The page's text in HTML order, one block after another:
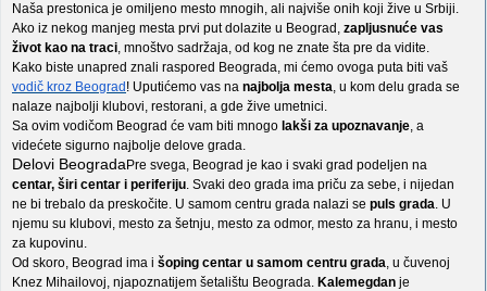
Naša prestonica je omiljeno mesto mnogih, ali najviše onih koji žive u Srbiji.
Ako iz nekog manjeg mesta prvi put dolazite u Beograd, zapljusnuće vas
život kao na traci, mnoštvo sadržaja, od kog ne znate šta pre da vidite.
Kako biste unapred znali raspored Beograda, mi ćemo ovoga puta biti vaš
vodič kroz Beograd ! Uputićemo vas na najbolja mesta, u kom delu grada se
nalaze najbolji klubovi, restorani, a gde žive umetnici.
Sa ovim vodičom Beograd će vam biti mnogo lakši za upoznavanje, a
videćete sigurno najbolje delove grada.
Delovi Beograda Pre svega, Beograd je kao i svaki grad podeljen na
centar, širi centar i periferiju. Svaki deo grada ima priču za sebe, i nijedan
ne bi trebalo da preskočite. U samom centru grada nalazi se puls grada. U
njemu su klubovi, mesto za šetnju, mesto za odmor, mesto za hranu, i mesto
za kupovinu.
Od skoro, Beograd ima i šoping centar u samom centru grada, u čuvenoj
Knez Mihailovoj, njapoznatijem šetalištu Beograda. Kalemegdan je